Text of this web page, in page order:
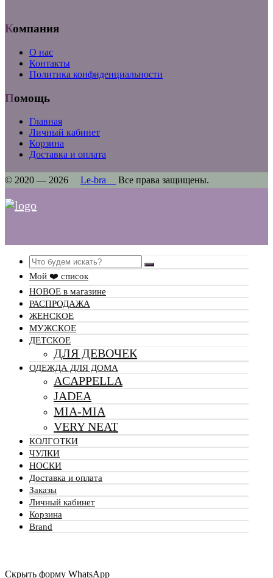
Компания
О нас
Контакты
Политика конфиденциальности
Помощь
Главная
Личный кабинет
Корзина
Доставка и оплата
© 2020 — 2026 Le-bra Все права защищены.
Search
Мой ❤️ список
НОВОЕ в магазине
РАСПРОДАЖА
ЖЕНСКОЕ
МУЖСКОЕ
ДЕТСКОЕ
ДЛЯ ДЕВОЧЕК
ОДЕЖДА ДЛЯ ДОМА
ACAPPELLA
JADEA
MIA-MIA
VERY NEAT
КОЛГОТКИ
ЧУЛКИ
НОСКИ
Доставка и оплата
Заказы
Личный кабинет
Корзина
Brand
Скрыть форму WhatsApp